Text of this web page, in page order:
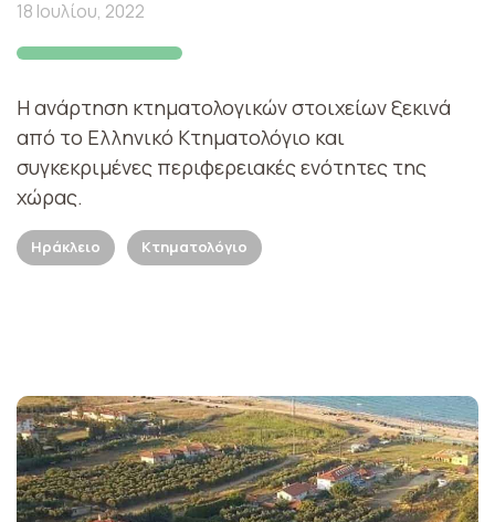
18 Ιουλίου, 2022
Η ανάρτηση κτηματολογικών στοιχείων ξεκινά
από το Ελληνικό Κτηματολόγιο και
συγκεκριμένες περιφερειακές ενότητες της
χώρας.
Ηράκλειο Κτηματολόγιο